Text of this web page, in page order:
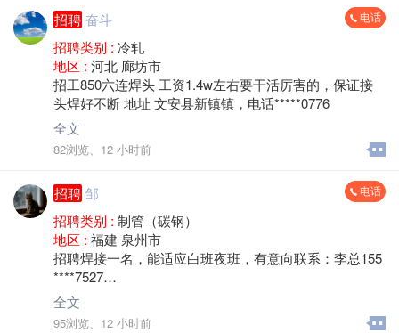
1、50岁以内，身体健康；
2、制管调机经验5年以上，10年老师傅优先；
3、熟练50/76/100/219机组，精通精密光亮管工艺，自调
自产、能控品质；
4、熟悉焊缝检测、破坏性试验、激光跟踪校正调试；
5、责任心强、抗压稳干、会现场管理；
6、有生产主管、生产主任经验优先高薪录用。
岗位优势
全新设备、故障率低、好调好做
高端精密管材、订单稳定
高薪面议、能力强者上不封顶
管理人性化、适合长期稳定干
招聘 奋斗 电话
招聘类别 : 冷轧
地区 : 河北 廊坊市
招工850六连焊头 工资1.4w左右要干活厉害的，保证接
头焊好不断 地址 文安县新镇镇，电话*****0776
全文
82浏览、 12 小时前
招聘 邹 电话
招聘类别 : 制管（碳钢）
地区 : 福建 泉州市
招聘焊接一名，能适应白班夜班，有意向联系：李总155
****7527
地址：泉州南安水头
工资计件，包吃住
全文
95浏览、 12 小时前